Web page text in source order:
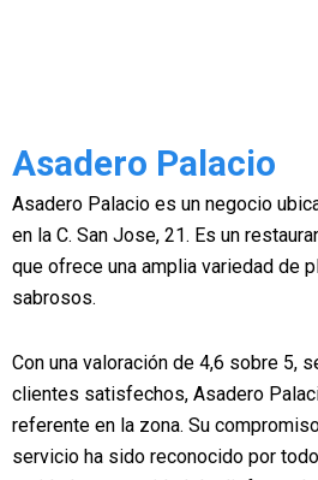
Asadero Palacio
Asadero Palacio es un negocio
en la C. San Jose, 21. Es un
que ofrece una amplia variedad de
sabrosos.
Con una valoración de 4,6 sobre 5,
clientes satisfechos, Asadero
referente en la zona. Su
servicio ha sido reconocido por